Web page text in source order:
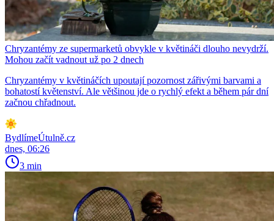
Chryzantémy ze supermarketů obvykle v květináči dlouho nevydrží.
Mohou začít vadnout už po 2 dnech
Chryzantémy v květináčích upoutají pozornost zářivými barvami a
bohatostí květenství. Ale většinou jde o rychlý efekt a během pár dní
začnou chřadnout.
BydlímeÚtulně.cz
dnes, 06:26
3 min